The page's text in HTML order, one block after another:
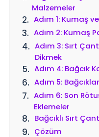
Malzemeler
Adım 1: Kumaş
Adım 2: Kumaş
Adım 3: Sırt
Dikmek
Adım 4: Bağcık
Adım 5:
Adım 6: Son
Eklemeler
Bağcıklı Sırt
Çözüm